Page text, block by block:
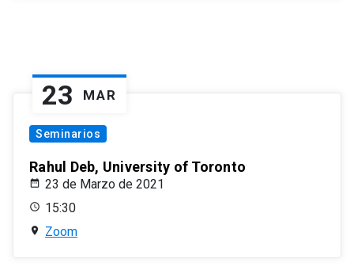
23 MAR
Seminarios
Rahul Deb, University of Toronto
23 de Marzo de 2021
15:30
Zoom